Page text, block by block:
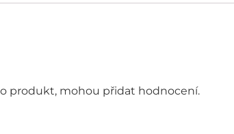
produkt, mohou přidat hodnocení.